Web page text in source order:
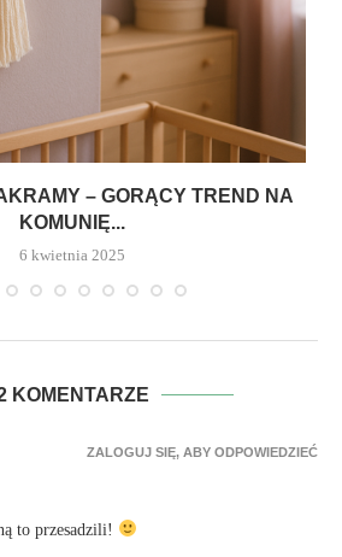
– GORĄCY TREND NA
KOMUNIĘ...
6 kwietnia 2025
KOMENTARZE
to przesadzili!
ZALOGUJ SIĘ, ABY ODPOWIEDZIEĆ